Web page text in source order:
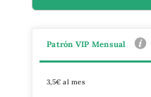
Patrón VIP Mensual
3,5€ al mes